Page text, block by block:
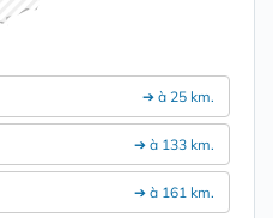
➔ à 25 km.
➔ à 133 km.
➔ à 161 km.